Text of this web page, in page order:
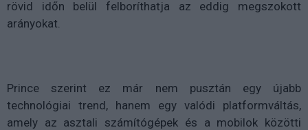
rövid időn belül felboríthatja az eddig megszokott
arányokat.
Prince szerint ez már nem pusztán egy újabb
technológiai trend, hanem egy valódi platformváltás,
amely az asztali számítógépek és a mobilok közötti